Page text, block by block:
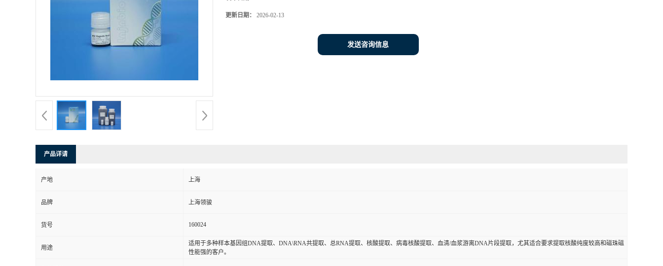
更新日期： 2026-02-13
发送咨询信息
产品详请
产地 上海
品牌 上海领骏
货号 160024
用途
适用于多种样本基因组DNA提取、DNA\RNA共提取、总RNA提取、核酸提取、病毒核酸提取、血清/血浆游离DNA片段提取，尤其适合要求提取核酸纯度较高和磁珠磁
性能强的客户。